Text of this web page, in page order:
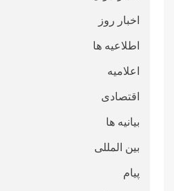
اخبار روز
اطلاعیه ها
اعلامیه
اقتصادی
بیانیه ها
بین المللی
پیام